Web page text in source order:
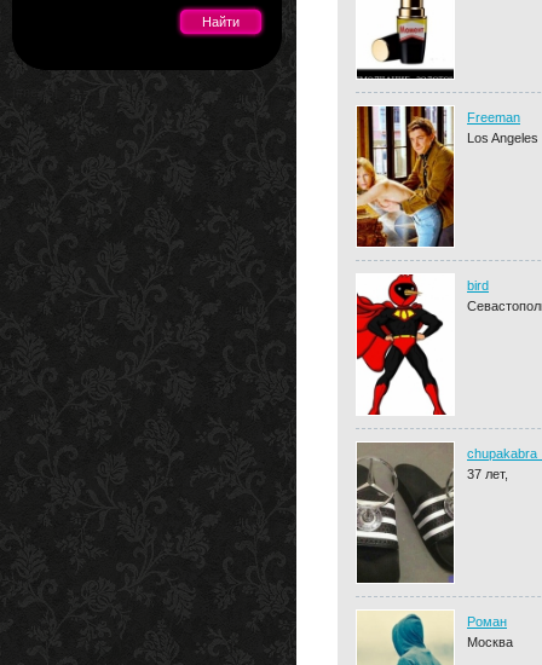
Freeman
Los Angeles
bird
37 лет,
Роман
Москва